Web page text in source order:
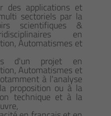
des applications et
sectoriels par la
scientifiques &
en
Automatismes et
d'un projet en
Automatismes et
à l'analyse
proposition ou à la
technique et à la